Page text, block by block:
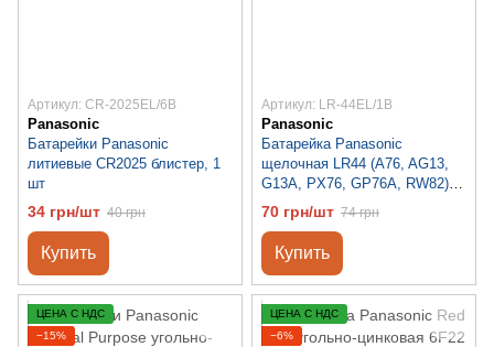
Артикул: CR-2025EL/6B
Panasonic
Батарейки Panasonic
литиевые CR2025 блистер, 1
шт
34 грн/шт 40 грн
Купить
Артикул: LR-44EL/1B
Panasonic
Батарейка Panasonic
щелочная LR44 (A76, AG13,
G13A, PX76, GP76A, RW82)
блистер, 1 шт (LR-44EL/1B)
70 грн/шт 74 грн
Купить
ЦЕНА С НДС
−15%
ЦЕНА С НДС
−6%